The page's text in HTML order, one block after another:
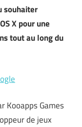
souhaiter
X pour une
tout au long du
Kooapps Games
de jeux